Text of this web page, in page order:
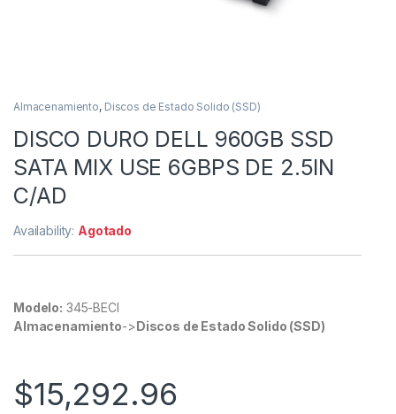
Almacenamiento, Discos de Estado Solido (SSD)
DISCO DURO DELL 960GB SSD
SATA MIX USE 6GBPS DE 2.5IN
C/AD
Availability: Agotado
Modelo: 345-BECI
Almacenamiento->Discos de Estado Solido (SSD)
$15,292.96